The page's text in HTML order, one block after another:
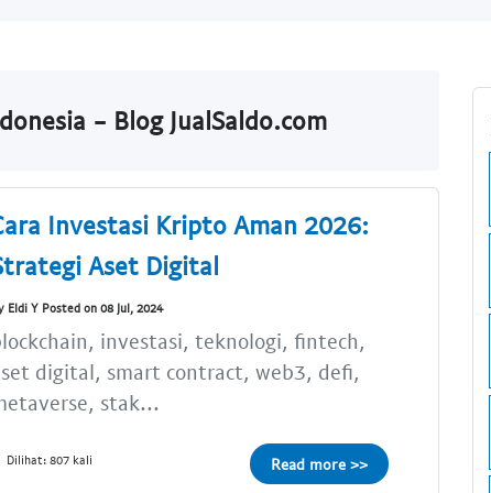
- Blog JualSaldo.com
Investasi Kripto Aman 2026:
Aset Digital
Eldi Y Posted on 08 Jul, 2024
investasi, teknologi, fintech,
digital, smart contract, web3, defi,
stak...
Dilihat: 807 kali Read more >>